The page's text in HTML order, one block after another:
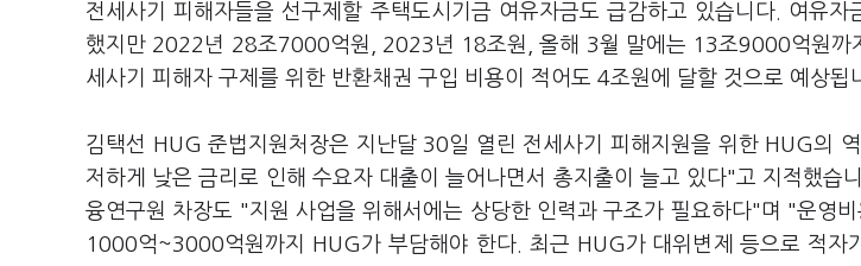
전세사기 피해자들을 선구제할 주택도시기금 여유자금도 급감하고 있습니다. 여유
했지만 2022년 28조7000억원, 2023년 18조원, 올해 3월 말에는 13조9000억원까
세사기 피해자 구제를 위한 반환채권 구입 비용이 적어도 4조원에 달할 것으로 예상됩
김택선 HUG 준법지원처장은 지난달 30일 열린 전세사기 피해지원을 위한 HUG의
저하게 낮은 금리로 인해 수요자 대출이 늘어나면서 총지출이 늘고 있다"고 지적했습
융연구원 차장도 "지원 사업을 위해서에는 상당한 인력과 구조가 필요하다"며 "운영
1000억~3000억원까지 HUG가 부담해야 한다. 최근 HUG가 대위변제 등으로 적자